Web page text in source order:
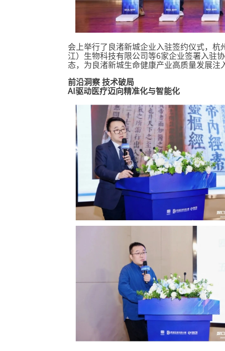
会上举行了良渚新城企业入驻签约仪式，
江）生物科技有限公司等6家企业签署入驻
态，为良渚新城生命健康产业高质量发展注
前沿洞察 技术破局
AI驱动医疗迈向精准化与智能化